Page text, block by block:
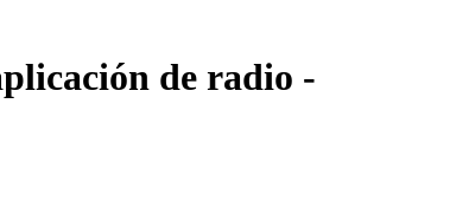
de radio -